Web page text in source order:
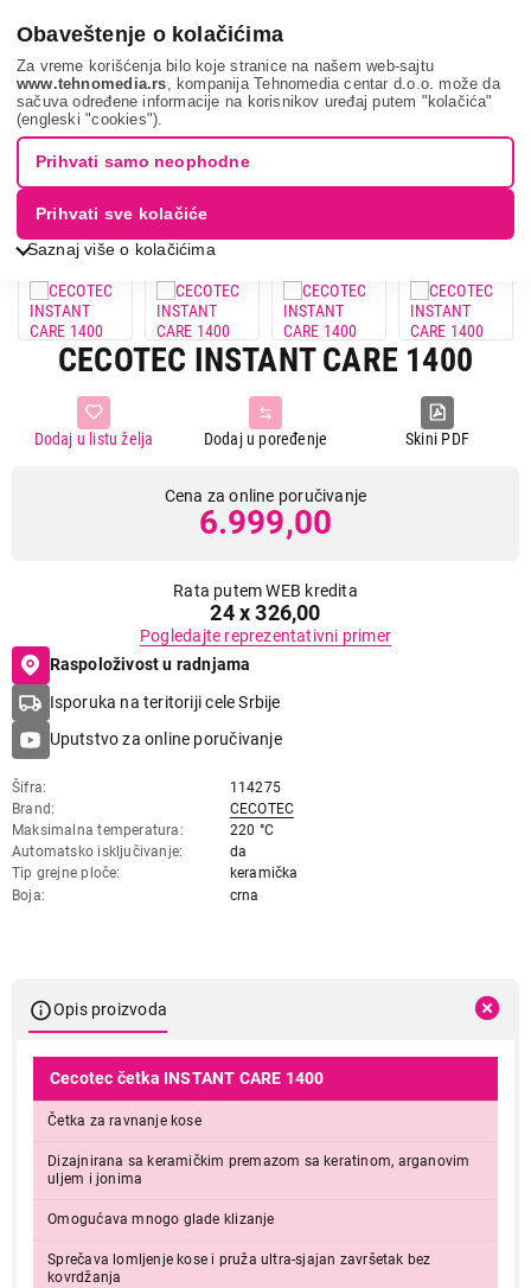
Obaveštenje o kolačićima
Za vreme korišćenja bilo koje stranice na našem web-sajtu
www.tehnomedia.rs , kompanija Tehnomedia centar d.o.o. može da
sačuva određene informacije na korisnikov uređaj putem "kolačića"
(engleski "cookies").
Saznaj više o kolačićima
Prihvati samo neophodne
Prihvati sve kolačiće
Nega tela, lepota i zdravlje Ženska nega
Četke za kosu
Cecotec instant...
CECOTEC INSTANT CARE 1400
Skini PDF
Dodaj u poređenje
Dodaj u listu želja
Cena za online poručivanje
6.999,00
Rata putem WEB kredita
24 x 326,00
Pogledajte reprezentativni primer
Raspoloživost u radnjama
Isporuka na teritoriji cele Srbije
Uputstvo za online poručivanje
Šifra
114275
Brand
CECOTEC
Maksimalna temperatura
220 °C
Automatsko isključivanje
da
Tip grejne ploče
keramička
Boja
crna
Opis proizvoda
Cecotec četka INSTANT CARE 1400
Četka za ravnanje kose
Dizajnirana sa keramičkim premazom sa keratinom, arganovim
uljem i jonima
Omogućava mnogo glade klizanje
Sprečava lomljenje kose i pruža ultra-sjajan završetak bez
kovrdžanja